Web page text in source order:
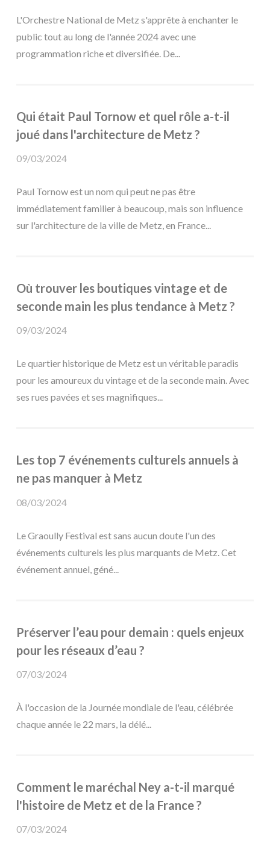
L'Orchestre National de Metz s'apprête à enchanter le
public tout au long de l'année 2024 avec une
programmation riche et diversifiée. De...
Qui était Paul Tornow et quel rôle a-t-il
joué dans l'architecture de Metz ?
09/03/2024
Paul Tornow est un nom qui peut ne pas être
immédiatement familier à beaucoup, mais son influence
sur l'architecture de la ville de Metz, en France...
Où trouver les boutiques vintage et de
seconde main les plus tendance à Metz ?
09/03/2024
Le quartier historique de Metz est un véritable paradis
pour les amoureux du vintage et de la seconde main. Avec
ses rues pavées et ses magnifiques...
Les top 7 événements culturels annuels à
ne pas manquer à Metz
08/03/2024
Le Graoully Festival est sans aucun doute l'un des
événements culturels les plus marquants de Metz. Cet
événement annuel, géné...
Préserver l’eau pour demain : quels enjeux
pour les réseaux d’eau ?
07/03/2024
À l'occasion de la Journée mondiale de l'eau, célébrée
chaque année le 22 mars, la délé...
Comment le maréchal Ney a-t-il marqué
l'histoire de Metz et de la France ?
07/03/2024